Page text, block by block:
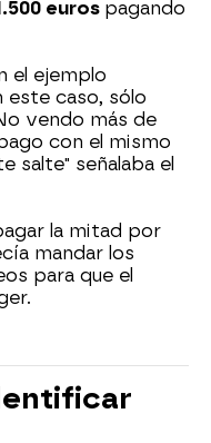
euros pagando
el ejemplo
este caso, sólo
vendo más de
con el mismo
salte" señalaba el
la mitad por
mandar los
para que el